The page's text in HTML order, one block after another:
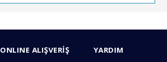
ONLINE ALIŞVERİŞ YARDIM